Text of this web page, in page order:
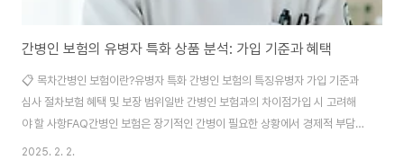
간병인 보험의 유병자 특화 상품 분석: 가입 기준과 혜택
📋 목차간병인 보험이란?유병자 특화 간병인 보험의 특징유병자 가입 기준과
심사 절차보험 혜택 및 보장 범위일반 간병인 보험과의 차이점가입 시 고려해
야 할 사항FAQ간병인 보험은 장기적인 간병이 필요한 상황에서 경제적 부담
을 덜어주는 보험 상품이에요. 특히, 유병자를 위한 특화 상품은 기존의 건강한
2025. 2. 2.